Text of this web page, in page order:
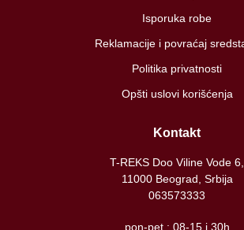
Isporuka robe
Reklamacije i povraćaj
Politika privatnosti
Opšti uslovi korišćenja
Kontakt
T-REKS Doo Viline Vode 6,
11000 Beograd, Srbija
063573333
pon-pet : 08-15 i 30h